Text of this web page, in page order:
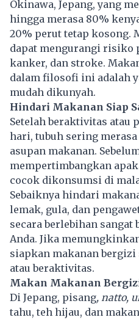
Okinawa, Jepang, yang
hingga merasa 80%
20% perut tetap kosong.
dapat mengurangi risiko
kanker, dan stroke.
dalam filosofi ini adalah
mudah dikunyah.
Hindari Makanan Siap
Setelah beraktivitas atau
hari, tubuh sering
asupan makanan.
mempertimbangkan
cocok dikonsumsi di
Sebaiknya hindari
lemak, gula, dan
secara berlebihan
Anda. Jika
siapkan makanan
atau beraktivitas.
Makan Makanan
Di Jepang, pisang, natto,
tahu, teh hijau, dan